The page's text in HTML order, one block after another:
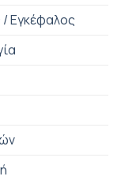
Εγκέφαλος